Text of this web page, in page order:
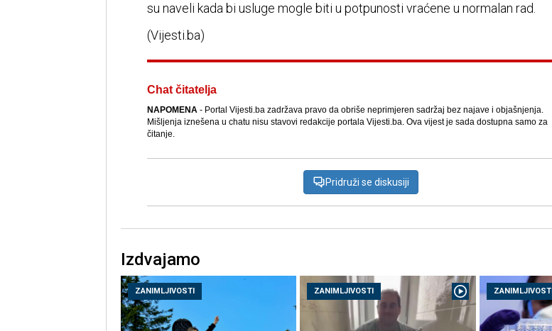
su naveli kada bi usluge mogle biti u potpunosti vraćene u normalan rad.
(Vijesti.ba)
Chat čitatelja
NAPOMENA- Portal Vijesti.ba zadržava pravo da obriše neprimjeren sadržaj bez najave i objašnjenja.
Mišljenja iznešena u chatu nisu stavovi redakcije portala Vijesti.ba. Ova vijest je sada dostupna samo za
čitanje.
Pridruži se diskusiji
Izdvajamo
ZANIMLJIVOSTI ZANIMLJIVOSTI ZANIMLJIVOSTI